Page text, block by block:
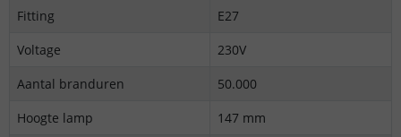
Fitting
E27
Voltage
230V
Aantal branduren
50.000
Hoogte lamp
147 mm